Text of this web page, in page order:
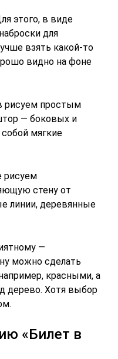
этого, в виде
для
взять какой-то
видно на фоне
рисуем простым
— боковых и
мягкие
рисуем
стену от
линии, деревянные
—
можно сделать
красными, а
дерево. Хотя выбор
«Билет в